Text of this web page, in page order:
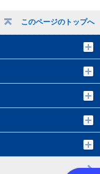
このページのトップへ